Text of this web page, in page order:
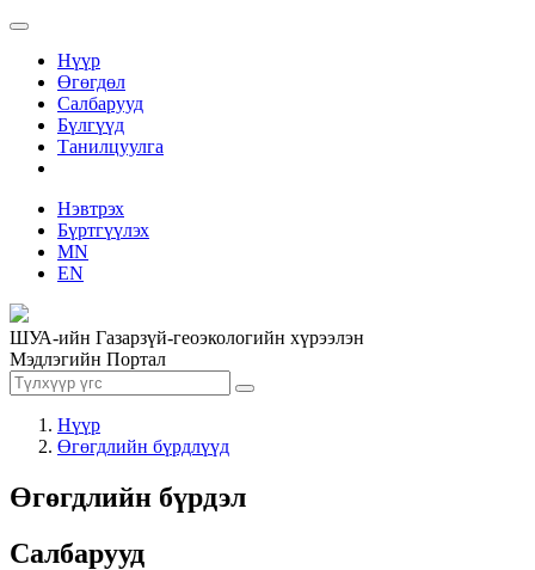
Нүүр
Өгөгдөл
Салбарууд
Бүлгүүд
Танилцуулга
Нэвтрэх
Бүртгүүлэх
MN
EN
ШУА-ийн Газарзүй-геоэкологийн хүрээлэн
Мэдлэгийн Портал
Нүүр
Өгөгдлийн бүрдлүүд
Өгөгдлийн бүрдэл
Салбарууд